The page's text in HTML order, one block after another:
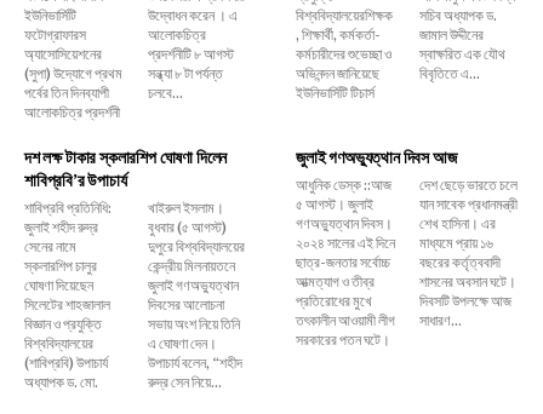
ইউনিভার্সিটি
ফটোগ্রাফারস
অ্যাসোসিয়েশনের
(সুপা) উদ্যোগে প্রথম
পর্বের তিন দিনব্যাপী
আলোকচিত্র প্রদর্শনী
উদ্বোধন করেন । এ
আলোকচিত্র
প্রদর্শনীটি ৮ আগস্ট
সন্ধ্যা ৮ টা পর্যন্ত
চলবে...
বিশ্ববিদ্যালয়েরশিক্ষক
, শিক্ষার্থী, কর্মকর্তা-
কর্মচারীদের শুভেচ্ছা ও
অভিনন্দন জানিয়েছে
ইউনিভার্সিটি টিচার্স
সচিব অধ্যাপক ড.
জামাল উদ্দীনের
স্বাক্ষরিত এক যৌথ
বিবৃতিতে এ...
দশ লক্ষ টাকার স্কলারশিপ ঘোষণা দিলেন
শাবিপ্রবি’র উপাচার্য
শাবিপ্রবি প্রতিনিধি:
জুলাই শহীদ রুদ্র
সেনের নামে
স্কলারশিপ চালুর
ঘোষণা দিয়েছেন
সিলেটের শাহজালাল
বিজ্ঞান ও প্রযুক্তি
বিশ্ববিদ্যালয়ের
(শাবিপ্রবি) উপাচার্য
অধ্যাপক ড. মো.
খাইরুল ইসলাম।
বুধবার (৫ আগস্ট)
দুপুরে বিশ্ববিদ্যালয়ের
কেন্দ্রীয় মিলনায়তনে
জুলাই গণঅভ্যুত্থান
দিবসের আলোচনা
সভায় অংশ নিয়ে তিনি
এ ঘোষণা দেন।
উপাচার্য বলেন, ‌“শহীদ
রুদ্র সেন নিয়ে...
জুলাই গণঅভ্যুত্থান দিবস আজ
আধুনিক ডেস্ক ::আজ
৫ আগস্ট। জুলাই
গণঅভ্যুত্থান দিবস।
২০২৪ সালের এই দিনে
ছাত্র-জনতার সর্বোচ্চ
আত্মত্যাগ ও তীব্র
প্রতিরোধের মুখে
তৎকালীন আওয়ামী লীগ
সরকারের পতন ঘটে।
দেশ ছেড়ে ভারতে চলে
যান সাবেক প্রধানমন্ত্রী
শেখ হাসিনা। এর
মাধ্যমে প্রায় ১৬
বছরের কর্তৃত্ববাদী
শাসনের অবসান ঘটে।
দিবসটি উপলক্ষে আজ
সাধারণ...